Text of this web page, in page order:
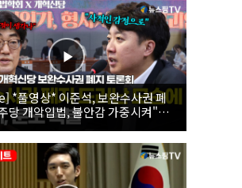
*풀영상* 이준석, 보완수사권 폐
당 개악입법, 불안감 가중시켜"｜
혁신당 보완수사권 폐지 토론회